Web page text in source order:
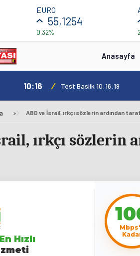
EURO
55,1254
0,32%
Anasayfa
10:16 / Test Baslik 10:16:19
»
ırkçı
En Hızlı